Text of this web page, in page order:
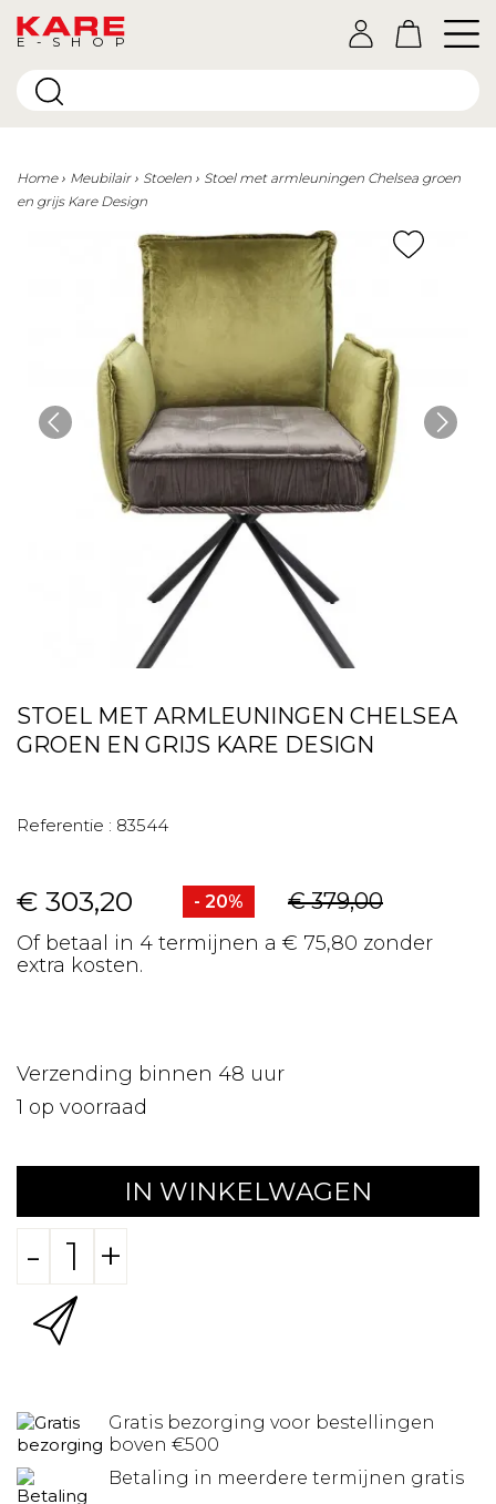
E-SHOP
Home Meubilair Stoelen
Stoel met armleuningen Chelsea groen
en grijs Kare Design
STOEL MET ARMLEUNINGEN CHELSEA
GROEN EN GRIJS KARE DESIGN
Referentie : 83544
€ 303,20 - 20% € 379,00
Of betaal in 4 termijnen a € 75,80 zonder
extra kosten.
Verzending binnen 48 uur
1 op voorraad
IN WINKELWAGEN
- +
Gratis bezorging voor bestellingen
boven €500
Betaling in meerdere termijnen gratis